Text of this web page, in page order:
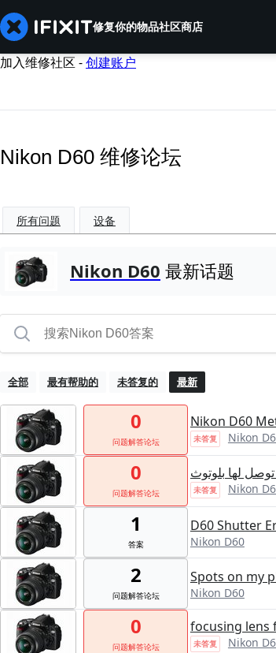
修复你的物品社区商店
加入维修社区 -创建账户
Nikon D60 维修论坛
所有问题 设备
Nikon D60 最新话题
全部 最有帮助的 未答复的 最新
0
问题解答论坛
Nikon D60
未答复 Nikon
0
问题解答论坛
لها بلوتوث
未答复 Nikon
1
答案
D60 Shutter
Nikon D60
2
问题解答论坛
Spots on my
Nikon D60
0
问题解答论坛
focusing lens
未答复 Nikon